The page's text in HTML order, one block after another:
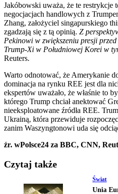
Jakóbowski uważa, że te restrykcje
negocjacjach handlowych z
Zhang, założyciel singapurskiego
zgadzają się z tą opinią. Z
Pekinowi w zwiększeniu presji
Trump-Xi w Południowej Korei w
Reuters.
Warto odnotować, że Amerykanie
dominacja na rynku REE jest dla
ekspertów uważało, że właśnie to
którego Trump chciał anektować
nieeksploatowane źródła REE.
Ukrainą, która przewiduje
zanim Waszyngtonowi uda się
źr. wPolsce24 za BBC, CNN,
Czytaj także
Świat
Unia